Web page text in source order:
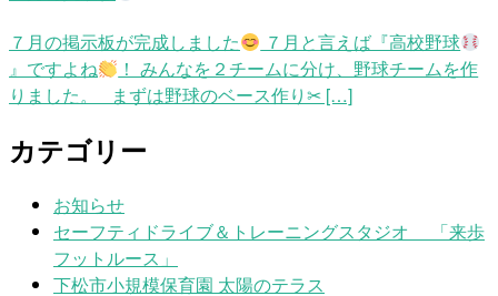
７月の掲示板が完成しました
７月と言えば『高校野球
』ですよね
！ みんなを２チームに分け、野球チームを作
りました。 まずは野球のベース作り✂ […]
カテゴリー
お知らせ
セーフティドライブ＆トレーニングスタジオ 「来歩
フットルース」
下松市小規模保育園 太陽のテラス